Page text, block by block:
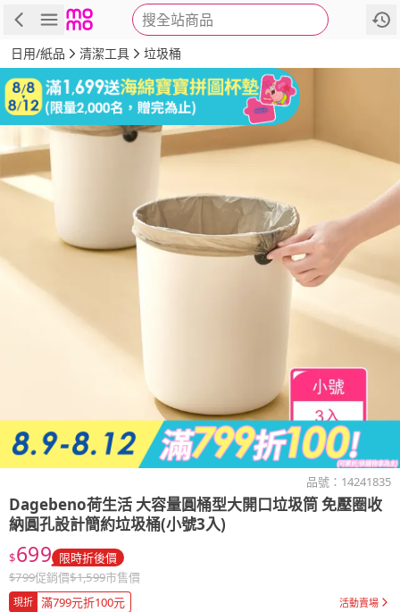
搜全站商品
商品 評價 詳情
日用/紙品 清潔工具 垃圾桶
品號： 14241835
Dagebeno荷生活 大容量圓桶型大開口垃圾筒 免壓圈收
納圓孔設計簡約垃圾桶(小號3入)
$699 限時折後價
$799促銷價$1,599市售價
現折 滿799元折100元 活動賣場